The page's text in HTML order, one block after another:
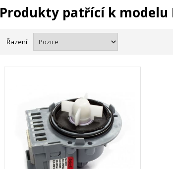
Produkty patřící k modelu
Řazení